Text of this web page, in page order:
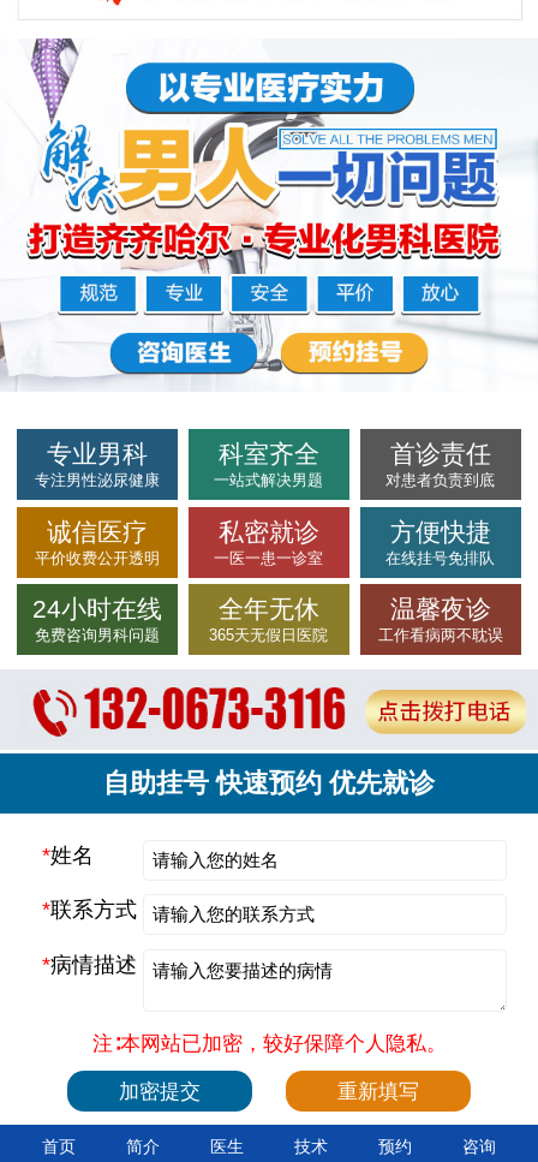
专业男科
专注男性泌尿健康
科室齐全
一站式解决男题
首诊责任
对患者负责到底
诚信医疗
平价收费公开透明
私密就诊
一医一患一诊室
方便快捷
在线挂号免排队
24小时在线
免费咨询男科问题
全年无休
365天无假日医院
温馨夜诊
工作看病两不耽误
自助挂号 快速预约 优先就诊
*姓名
*联系方式
*病情描述
注∶本网站已加密，较好保障个人隐私。
首页 简介 医生 技术 预约 咨询